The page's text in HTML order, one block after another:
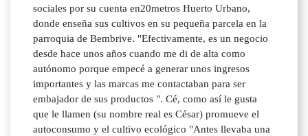
sociales por su cuenta en20metros Huerto Urbano,
donde enseña sus cultivos en su pequeña parcela en la
parroquia de Bembrive. "Efectivamente, es un negocio
desde hace unos años cuando me di de alta como
autónomo porque empecé a generar unos ingresos
importantes y las marcas me contactaban para ser
embajador de sus productos ". Cé, como así le gusta
que le llamen (su nombre real es César) promueve el
autoconsumo y el cultivo ecológico "Antes llevaba una